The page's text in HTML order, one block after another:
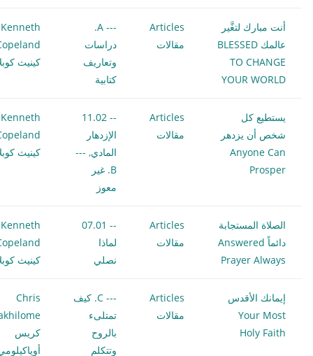
أنت مبارك لتغَّير
عالمك BLESSED
TO CHANGE
YOUR WORLD
Articles
مقالات
--- A.
دراسات
وتعاريف
كتابية
Kenneth
كينيث
يستطيع كل
شخص أن يزدهر
Anyone Can
Prosper
Articles
مقالات
-- 11.02
الإزدهار
المادي,
---
B. غير
معوز
Kenneth
كينيث
الصلاة المستجابة
دائماً Answered
Prayer Always
Articles
مقالات
-- 07.01
لماذا
نصلي
Kenneth
كينيث
إيمانك الأقدس
Your Most
Holy Faith
Articles
مقالات
--- C. كيف
تمتلىء
بالروح
وتتكلم
Chris
كريس